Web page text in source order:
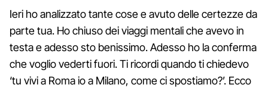
Ieri ho analizzato tante cose e avuto delle certezze da
parte tua. Ho chiuso dei viaggi mentali che avevo in
testa e adesso sto benissimo. Adesso ho la conferma
che voglio vederti fuori. Ti ricordi quando ti chiedevo
‘tu vivi a Roma io a Milano, come ci spostiamo?’. Ecco